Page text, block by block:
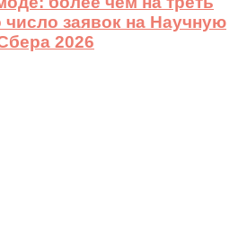
заявок на Научную
2026